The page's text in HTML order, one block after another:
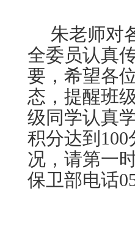
朱老师对
全委员认真
要，希望各
态，提醒班
级同学认真
积分达到 100
况，请第一
保卫部电话